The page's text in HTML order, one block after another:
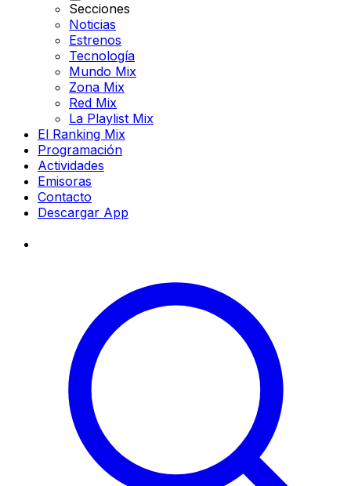
Secciones
Noticias
Estrenos
Tecnología
Mundo Mix
Zona Mix
Red Mix
La Playlist Mix
El Ranking Mix
Programación
Actividades
Emisoras
Contacto
Descargar App